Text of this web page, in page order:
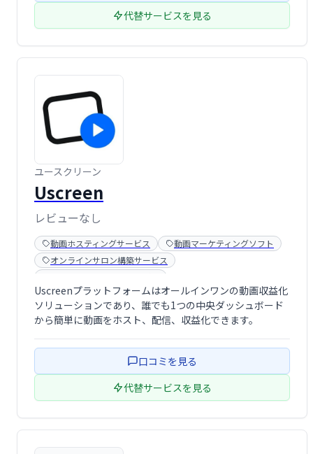
代替サービスを見る
ユースクリーン
Uscreen
レビューなし
動画ホスティングサービス
動画マーケティングソフト
オンラインサロン構築サービス
Uscreenプラットフォームはオールインワンの動画収益化
ソリューションであり、誰でも1つの中央ダッシュボード
から簡単に動画をホスト、配信、収益化できます。
口コミを見る
代替サービスを見る